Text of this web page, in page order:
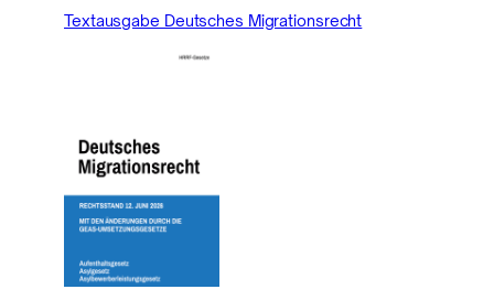
Textausgabe Deutsches Migrationsrecht